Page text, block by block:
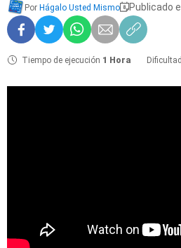
Por Hágalo Usted Mismo Publicado
Tiempo de ejecución 1 Hora Dificultad